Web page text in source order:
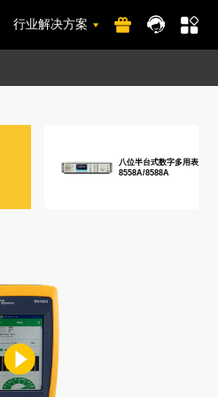
行业解决方案
八位半台式数字多用表
8558A/8588A